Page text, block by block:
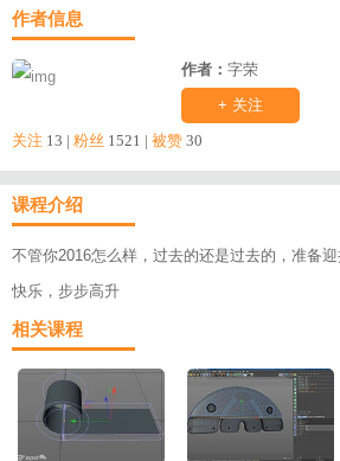
作者信息
作者：字荣
+ 关注
关注 13 | 粉丝 1521 | 被赞 30
课程介绍
不管你2016怎么样，过去的还是过去的，准备
快乐，步步高升
相关课程